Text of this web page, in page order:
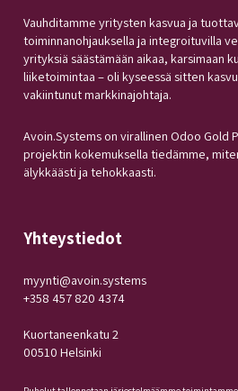
Vauhditamme yritysten kasvua ja
toiminnanohjauksella ja integroituvilla
yrityksiä säästämään aikaa, karsimaan
liiketoimintaa – oli kyseessä sitten
vakiintunut markkinajohtaja.
Avoin.Systems on virallinen Odoo Gold
projektin kokemuksella tiedämme,
älykkäästi ja tehokkaasti.
Yhteystiedot
myynti@avoin.systems
+358 457 820 4374
Kuortaneenkatu 2
00510 Helsinki